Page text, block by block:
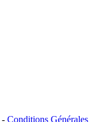
- Conditions Générales